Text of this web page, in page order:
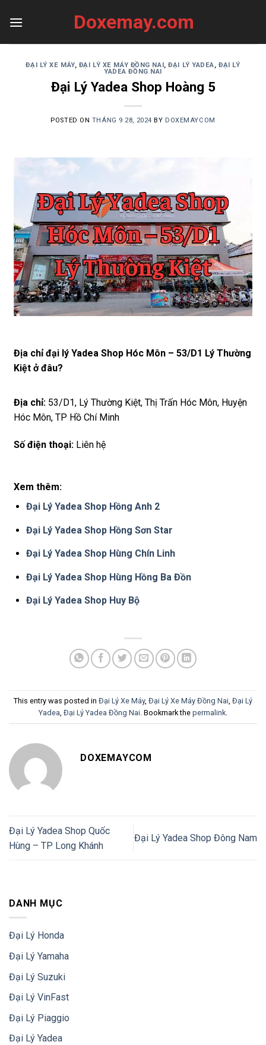
Doxemay.com
ĐẠI LÝ XE MÁY, ĐẠI LÝ XE MÁY ĐỒNG NAI,ĐẠI LÝ YADEA,ĐẠI LÝ
YADEA ĐỒNG NAI
Đại Lý Yadea Shop Hoàng 5
POSTED ON THÁNG 9 28, 2024 BY DOXEMAYCOM
Địa chỉ đại lý Yadea Shop Hóc Môn – 53/D1 Lý Thường
Kiệt ở đâu?
Địa chỉ: 53/D1, Lý Thường Kiệt, Thị Trấn Hóc Môn, Huyện
Hóc Môn, TP Hồ Chí Minh
Số điện thoại: Liên hệ
Xem thêm:
Đại Lý Yadea Shop Hồng Anh 2
Đại Lý Yadea Shop Hồng Sơn Star
Đại Lý Yadea Shop Hùng Chín Linh
Đại Lý Yadea Shop Hùng Hồng Ba Đồn
Đại Lý Yadea Shop Huy Bộ
This entry was posted in Đại Lý Xe Máy, Đại Lý Xe Máy Đồng Nai Đại Lý
Yadea Đại Lý Yadea Đồng Nai . Bookmark the permalink
DOXEMAYCOM
Đại Lý Yadea Shop Quốc
Hùng – TP Long Khánh
Đại Lý Yadea Shop Đông Nam
DANH MỤC
Đại Lý Honda
Đại Lý Yamaha
Đại Lý Suzuki
Đại Lý VinFast
Đại Lý Piaggio
Đại Lý Yadea